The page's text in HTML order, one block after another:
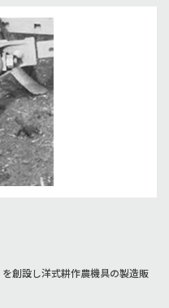
創設し洋式耕作農機具の製造販